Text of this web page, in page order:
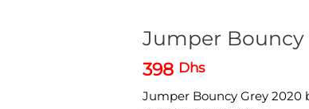
Jumper
398 Dhs
Jumper Bouncy Grey 2020